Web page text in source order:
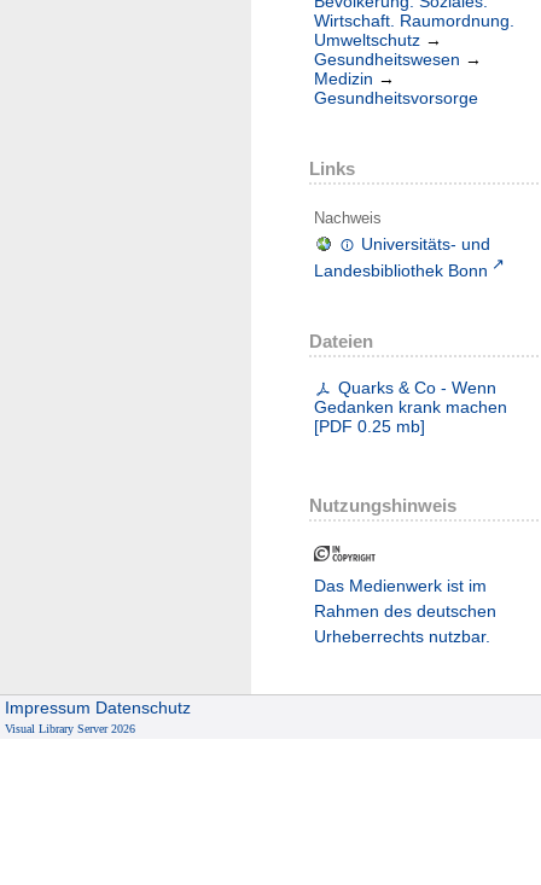
Wirtschaft. Raumordnung.
Umweltschutz →
Gesundheitswesen →
Medizin →
Gesundheitsvorsorge
Links
Nachweis
Universitäts- und
Landesbibliothek Bonn
Dateien
Quarks & Co - Wenn
Gedanken krank machen
[PDF 0.25 mb]
Nutzungshinweis
Das Medienwerk ist im
Rahmen des deutschen
Urheberrechts nutzbar.
Impressum Datenschutz
Visual Library Server 2026